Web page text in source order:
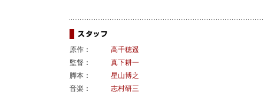
原作：
高千穂遥
監督：
真下耕一
脚本：
星山博之
音楽：
志村研三